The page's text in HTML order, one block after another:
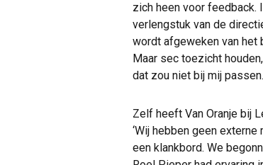
zich heen voor feedback.
verlengstuk van de
wordt afgeweken van het
Maar sec toezicht
dat zou niet bij mij
Zelf heeft Van Oranje bij
‘Wij hebben geen
een klankbord. We